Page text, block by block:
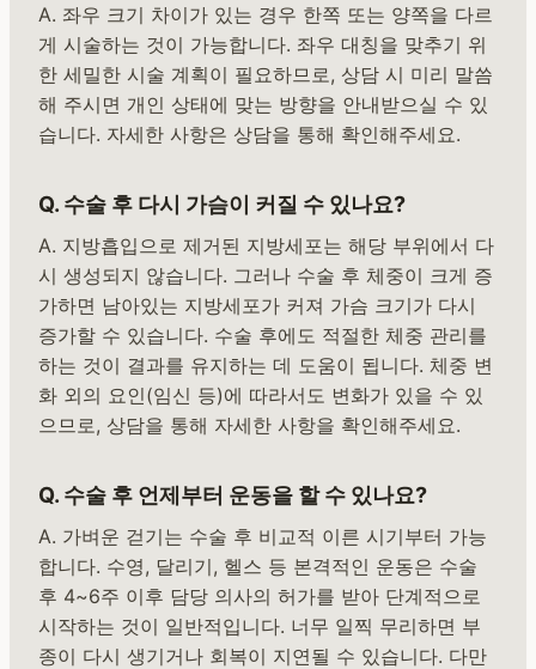
A. 좌우 크기 차이가 있는 경우 한쪽 또는 양쪽을 다르
게 시술하는 것이 가능합니다. 좌우 대칭을 맞추기 위
한 세밀한 시술 계획이 필요하므로, 상담 시 미리 말씀
해 주시면 개인 상태에 맞는 방향을 안내받으실 수 있
습니다. 자세한 사항은 상담을 통해 확인해주세요.
Q. 수술 후 다시 가슴이 커질 수 있나요?
A. 지방흡입으로 제거된 지방세포는 해당 부위에서 다
시 생성되지 않습니다. 그러나 수술 후 체중이 크게 증
가하면 남아있는 지방세포가 커져 가슴 크기가 다시
증가할 수 있습니다. 수술 후에도 적절한 체중 관리를
하는 것이 결과를 유지하는 데 도움이 됩니다. 체중 변
화 외의 요인(임신 등)에 따라서도 변화가 있을 수 있
으므로, 상담을 통해 자세한 사항을 확인해주세요.
Q. 수술 후 언제부터 운동을 할 수 있나요?
A. 가벼운 걷기는 수술 후 비교적 이른 시기부터 가능
합니다. 수영, 달리기, 헬스 등 본격적인 운동은 수술
후 4~6주 이후 담당 의사의 허가를 받아 단계적으로
시작하는 것이 일반적입니다. 너무 일찍 무리하면 부
종이 다시 생기거나 회복이 지연될 수 있습니다. 다만